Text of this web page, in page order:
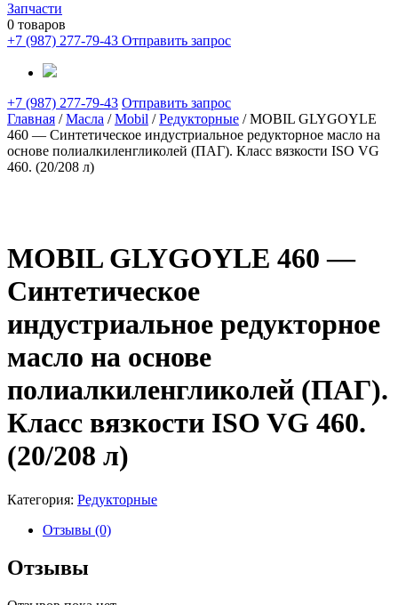
Запчасти
0 товаров
+7 (987) 277-79-43 Отправить запрос
+7 (987) 277-79-43 Отправить запрос
Главная /Масла /Mobil /Редукторные / MOBIL GLYGOYLE
460 — Синтетическое индустриальное редукторное масло на
основе полиалкиленгликолей (ПАГ). Класс вязкости ISO VG
460. (20/208 л)
MOBIL GLYGOYLE 460 —
Синтетическое
индустриальное редукторное
масло на основе
полиалкиленгликолей (ПАГ).
Класс вязкости ISO VG 460.
(20/208 л)
Категория: Редукторные
Отзывы (0)
Отзывы